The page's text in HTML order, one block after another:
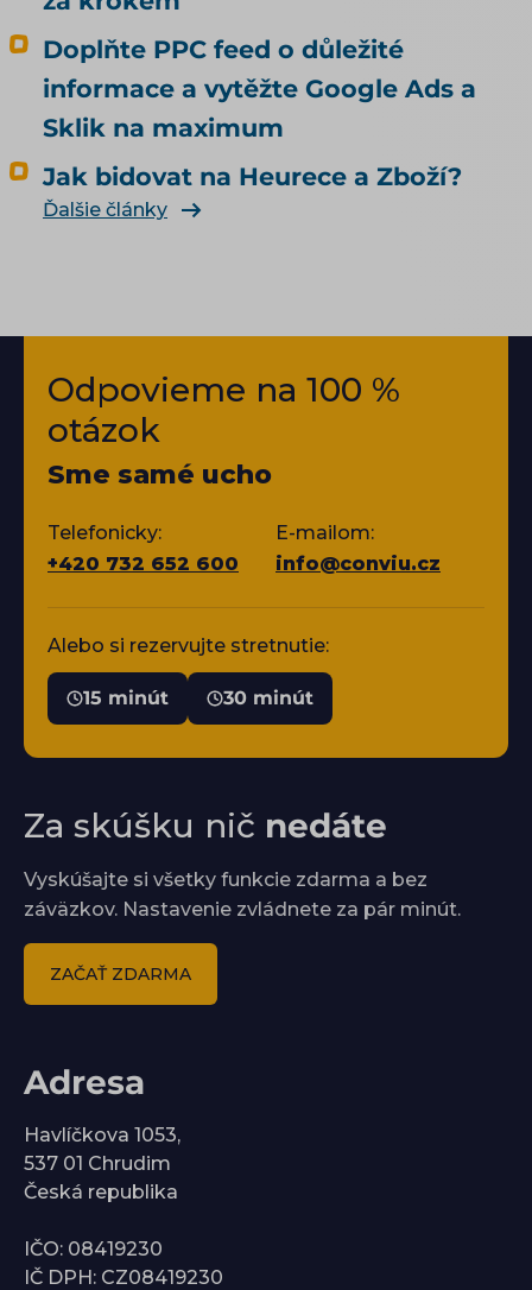
Doplňte PPC feed o důležité
informace a vytěžte Google Ads a
Sklik na maximum
Jak bidovat na Heurece a Zboží?
Ďalšie články
Odpovieme na 100 %
otázok
Sme samé ucho
Telefonicky:
+420 732 652 600
E-mailom:
info@conviu.cz
Alebo si rezervujte stretnutie:
15 minút 30 minút
Za skúšku nič nedáte
Vyskúšajte si všetky funkcie zdarma a bez
záväzkov. Nastavenie zvládnete za pár minút.
ZAČAŤ ZDARMA
Adresa
Havlíčkova 1053,
537 01 Chrudim
Česká republika
IČO: 08419230
IČ DPH: CZ08419230